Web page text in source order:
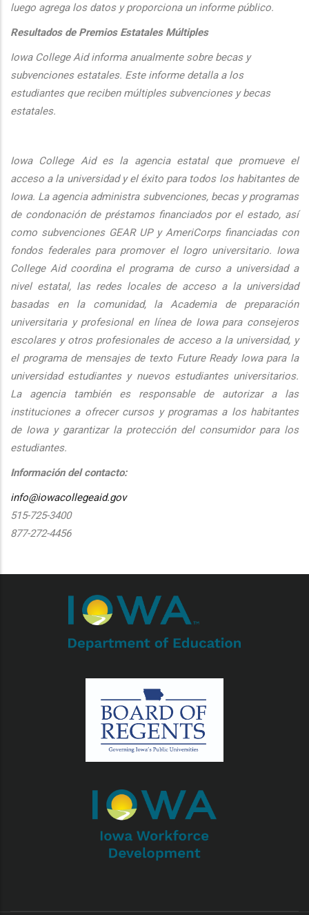
luego agrega los datos y proporciona un informe público.
Resultados de Premios Estatales Múltiples
Iowa College Aid informa anualmente sobre becas y
subvenciones estatales. Este informe detalla a los
estudiantes que reciben múltiples subvenciones y becas
estatales.
Iowa College Aid es la agencia estatal que promueve el
acceso a la universidad y el éxito para todos los habitantes de
Iowa. La agencia administra subvenciones, becas y programas
de condonación de préstamos financiados por el estado, así
como subvenciones GEAR UP y AmeriCorps financiadas con
fondos federales para promover el logro universitario. Iowa
College Aid coordina el programa de curso a universidad a
nivel estatal, las redes locales de acceso a la universidad
basadas en la comunidad, la Academia de preparación
universitaria y profesional en línea de Iowa para consejeros
escolares y otros profesionales de acceso a la universidad, y
el programa de mensajes de texto Future Ready Iowa para la
universidad estudiantes y nuevos estudiantes universitarios.
La agencia también es responsable de autorizar a las
instituciones a ofrecer cursos y programas a los habitantes
de Iowa y garantizar la protección del consumidor para los
estudiantes.
Información del contacto:
info@iowacollegeaid.gov
515-725-3400
877-272-4456